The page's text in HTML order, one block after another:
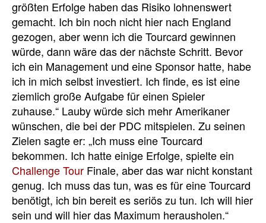
größten Erfolge haben das Risiko lohnenswert
gemacht. Ich bin noch nicht hier nach England
gezogen, aber wenn ich die Tourcard gewinnen
würde, dann wäre das der nächste Schritt. Bevor
ich ein Management und eine Sponsor hatte, habe
ich in mich selbst investiert. Ich finde, es ist eine
ziemlich große Aufgabe für einen Spieler
zuhause.“ Lauby würde sich mehr Amerikaner
wünschen, die bei der PDC mitspielen. Zu seinen
Zielen sagte er: „Ich muss eine Tourcard
bekommen. Ich hatte einige Erfolge, spielte ein
Challenge Tour Finale, aber das war nicht konstant
genug. Ich muss das tun, was es für eine Tourcard
benötigt, ich bin bereit es seriös zu tun. Ich will hier
sein und will hier das Maximum herausholen.“